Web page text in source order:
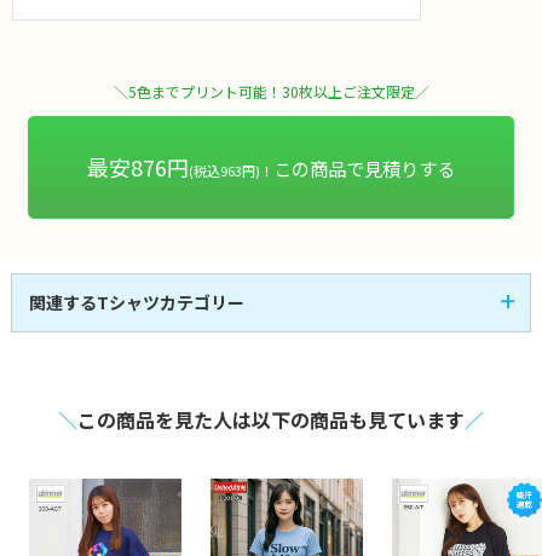
＼5色までプリント可能！30枚以上ご注文限定／
最安876円(税込963円)！ この商品で見積りする
関連するTシャツカテゴリー
長袖Tシャツ
全41商品 激安Tシャツ
全 7商品
綿100%のTシャツ
全44商品 メンズTシャツ
全59商品
タンクトップ
全6 商品
シルクスクリーンTシ
8
フルグラフィックTシ
ャツ
全1商品
トライブレンドTシャ
商品
マックスウェイトTシ
＼この商品を見た人は以下の商品も見ています／